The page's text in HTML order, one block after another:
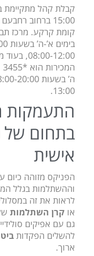
08:00-
13:00.
התעמקות
בתחום של
אישית
הפניקס מזוהה כיום
וההשתלמות בגלל
לראות את זה
או קרן השתלמות
גם עם אפיקים
להשלים הפקדות
ארוך.